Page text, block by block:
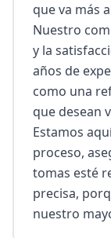
que va más
Nuestro
y la
años de
como una
que desean
Estamos
proceso,
tomas esté
precisa,
nuestro